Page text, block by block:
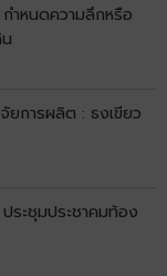
กำหนดความลึกหรือ
ยการผลิต : ธงเขียว
ระชุมประชาคมท้อง